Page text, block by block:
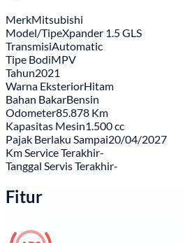
MerkMitsubishi
Model/TipeXpander 1.5 GLS
TransmisiAutomatic
Tipe BodiMPV
Tahun2021
Warna EksteriorHitam
Bahan BakarBensin
Odometer85.878 Km
Kapasitas Mesin1.500 cc
Pajak Berlaku Sampai20/04/2027
Km Service Terakhir-
Tanggal Servis Terakhir-
Fitur